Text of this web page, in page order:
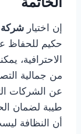
إن اختيار شركة
حكيم للحفاظ
الاحترافية،
من جمالية
عن الشركات
طيبة لضمان
أن النظافة